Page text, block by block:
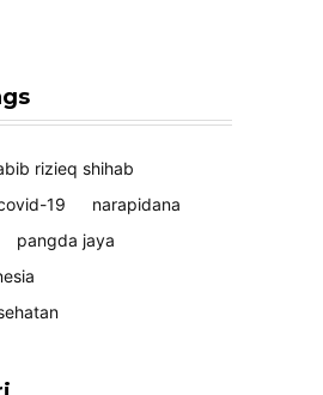
rizieq shihab
19
narapidana
pangda jaya